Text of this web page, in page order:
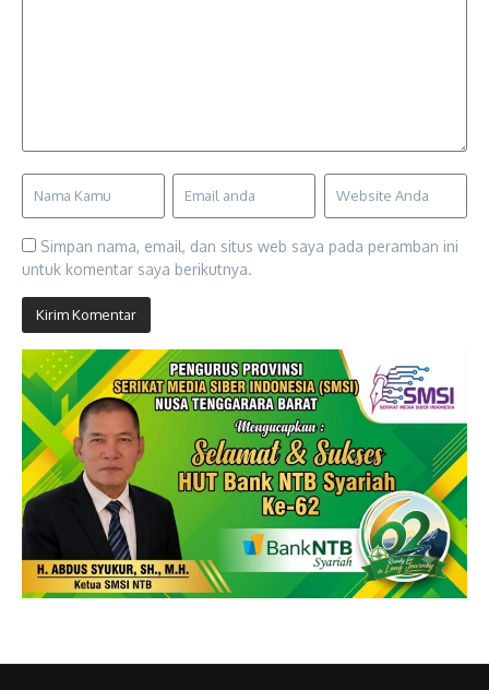
Simpan nama, email, dan situs web saya pada peramban ini
untuk komentar saya berikutnya.